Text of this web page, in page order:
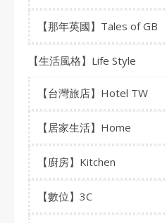
【那年英國】Tales of GB
【生活風格】Life Style
【台灣旅店】Hotel TW
【居家生活】Home
【廚房】Kitchen
【數位】3C